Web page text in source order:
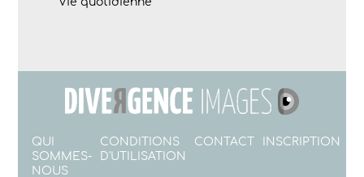
QUI
SOMMES-
NOUS
CONDITIONS
D'UTILISATION
CONTACT INSCRIPTION